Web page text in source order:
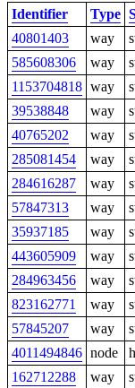
Identifier Type
40801403
way
585608306
way
1153704818 way
39538848
way
40765202
way
285081454
way
284616287
way
57847313
way
35937185
way
443605909
way
284963456
way
823162771
way
57845207
way
4011494846 node
162712288
way